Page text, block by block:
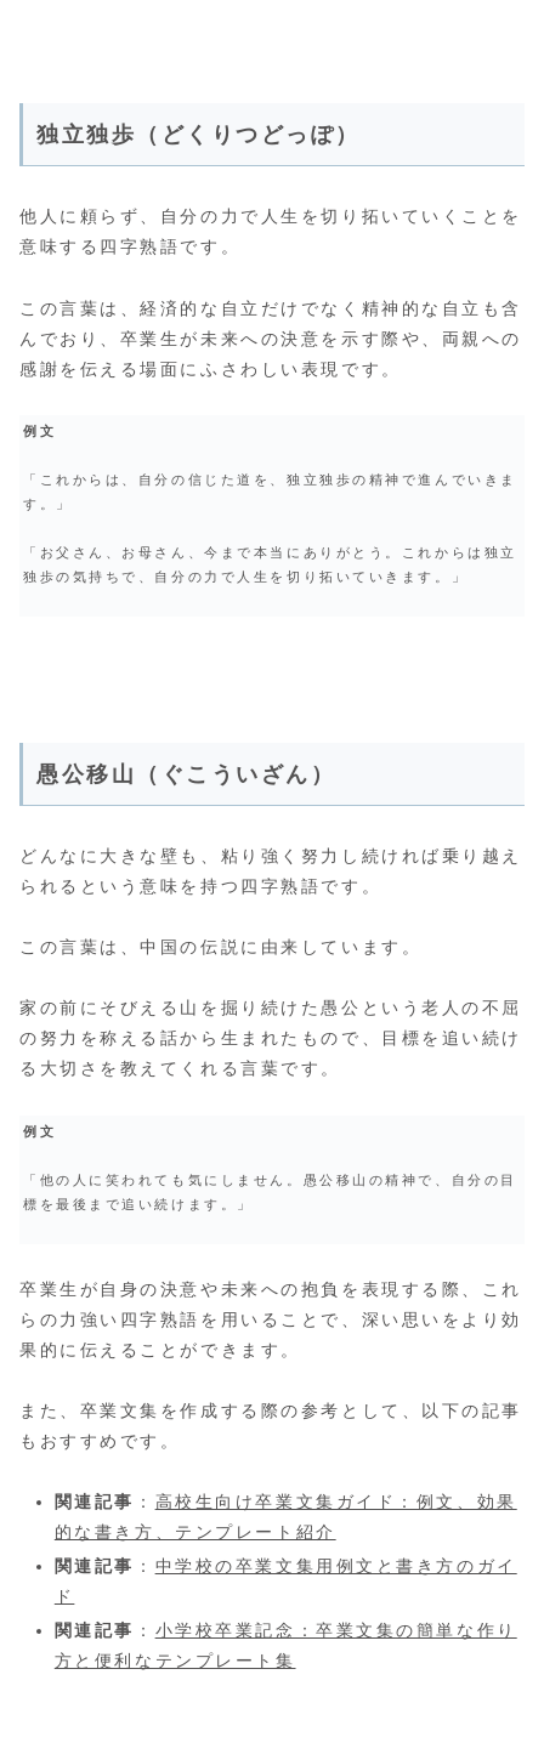
独立独歩（どくりつどっぽ）
他人に頼らず、自分の力で人生を切り拓いていくことを
意味する四字熟語です。
この言葉は、経済的な自立だけでなく精神的な自立も含
んでおり、卒業生が未来への決意を示す際や、両親への
感謝を伝える場面にふさわしい表現です。
例文
「これからは、自分の信じた道を、独立独歩の精神で進んでいきま
す。」
「お父さん、お母さん、今まで本当にありがとう。これからは独立
独歩の気持ちで、自分の力で人生を切り拓いていきます。」
愚公移山（ぐこういざん）
どんなに大きな壁も、粘り強く努力し続ければ乗り越え
られるという意味を持つ四字熟語です。
この言葉は、中国の伝説に由来しています。
家の前にそびえる山を掘り続けた愚公という老人の不屈
の努力を称える話から生まれたもので、目標を追い続け
る大切さを教えてくれる言葉です。
例文
「他の人に笑われても気にしません。愚公移山の精神で、自分の目
標を最後まで追い続けます。」
卒業生が自身の決意や未来への抱負を表現する際、これ
らの力強い四字熟語を用いることで、深い思いをより効
果的に伝えることができます。
また、卒業文集を作成する際の参考として、以下の記事
もおすすめです。
関連記事 ： 高校生向け卒業文集ガイド：例文、効果
的な書き方、テンプレート紹介
関連記事 ： 中学校の卒業文集用例文と書き方のガイ
ド
関連記事 ： 小学校卒業記念：卒業文集の簡単な作り
方と便利なテンプレート集